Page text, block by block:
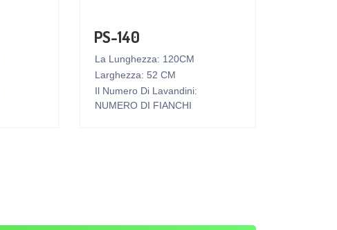
PS-140
La Lunghezza: 120CM
Larghezza: 52 CM
Il Numero Di Lavandini:
NUMERO DI FIANCHI